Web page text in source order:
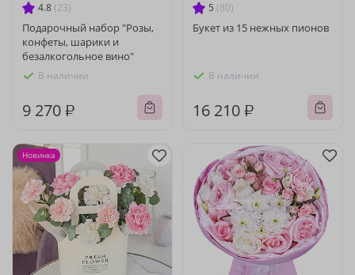
4.8 (23)
Подарочный набор "Розы,
конфеты, шарики и
безалкогольное вино"
В наличии
9 270 ₽
5 (80)
Букет из 15 нежных пионов
В наличии
16 210 ₽
Новинка